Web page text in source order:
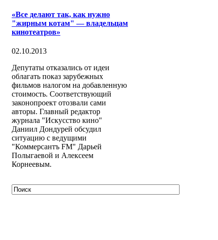
«Все делают так, как нужно
"жирным котам" — владельцам
кинотеатров»
02.10.2013
Депутаты отказались от идеи
облагать показ зарубежных
фильмов налогом на добавленную
стоимость. Соответствующий
законопроект отозвали сами
авторы. Главный редактор
журнала "Искусство кино"
Даниил Дондурей обсудил
ситуацию с ведущими
"Коммерсантъ FM" Дарьей
Полыгаевой и Алексеем
Корнеевым.